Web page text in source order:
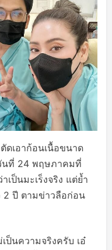
ดเอาก้อนเนื้อขนาด
นที่ 24 พฤษภาคมที่
ป็นมะเร็งจริง แต่ย้ำ
2 ปี ตามข่าวลือก่อน
ป็นความจริงครับ เอ๋